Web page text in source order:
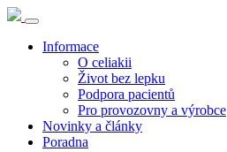
Informace
O celiakii
Život bez lepku
Podpora pacientů
Pro provozovny a výrobce
Novinky a články
Poradna